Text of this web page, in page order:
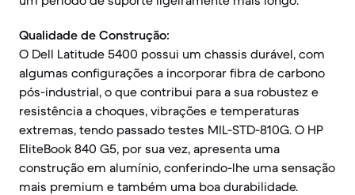
Qualidade de Construção:
O Dell Latitude 5400 possui um chassis durável, com
algumas configurações a incorporar fibra de carbono
pós-industrial, o que contribui para a sua robustez e
resistência a choques, vibrações e temperaturas
extremas, tendo passado testes MIL-STD-810G. O HP
EliteBook 840 G5, por sua vez, apresenta uma
construção em alumínio, conferindo-lhe uma sensação
mais premium e também uma boa durabilidade.